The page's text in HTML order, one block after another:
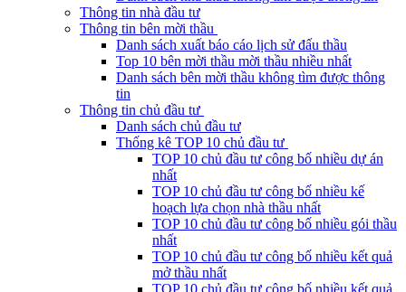
Thông tin nhà đầu tư
Thông tin bên mời thầu
Danh sách xuất báo cáo lịch sử đấu thầu
Top 10 bên mời thầu mời thầu nhiều nhất
Danh sách bên mời thầu không tìm được thông
tin
Thông tin chủ đầu tư
Danh sách chủ đầu tư
Thống kê TOP 10 chủ đầu tư
TOP 10 chủ đầu tư công bố nhiều dự án
nhất
TOP 10 chủ đầu tư công bố nhiều kế
hoạch lựa chọn nhà thầu nhất
TOP 10 chủ đầu tư công bố nhiều gói thầu
nhất
TOP 10 chủ đầu tư công bố nhiều kết quả
mở thầu nhất
TOP 10 chủ đầu tư công bố nhiều kết quả